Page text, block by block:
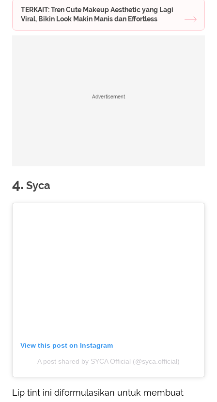
TERKAIT: Tren Cute Makeup Aesthetic yang Lagi
Viral, Bikin Look Makin Manis dan Effortless
Advertisement
4. Syca
View this post on Instagram
A post shared by SYCA Official (@syca.official)
Lip tint ini diformulasikan untuk membuat